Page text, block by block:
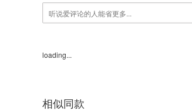
loading...
相似同款